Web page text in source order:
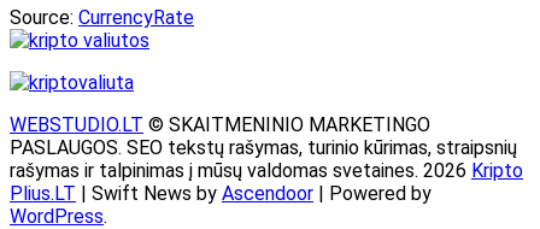
Source: CurrencyRate
WEBSTUDIO.LT © SKAITMENINIO MARKETINGO
PASLAUGOS. SEO tekstų rašymas, turinio kūrimas, straipsnių
rašymas ir talpinimas į mūsų valdomas svetaines. 2026 Kripto
Plius.LT | Swift News by Ascendoor | Powered by
WordPress.